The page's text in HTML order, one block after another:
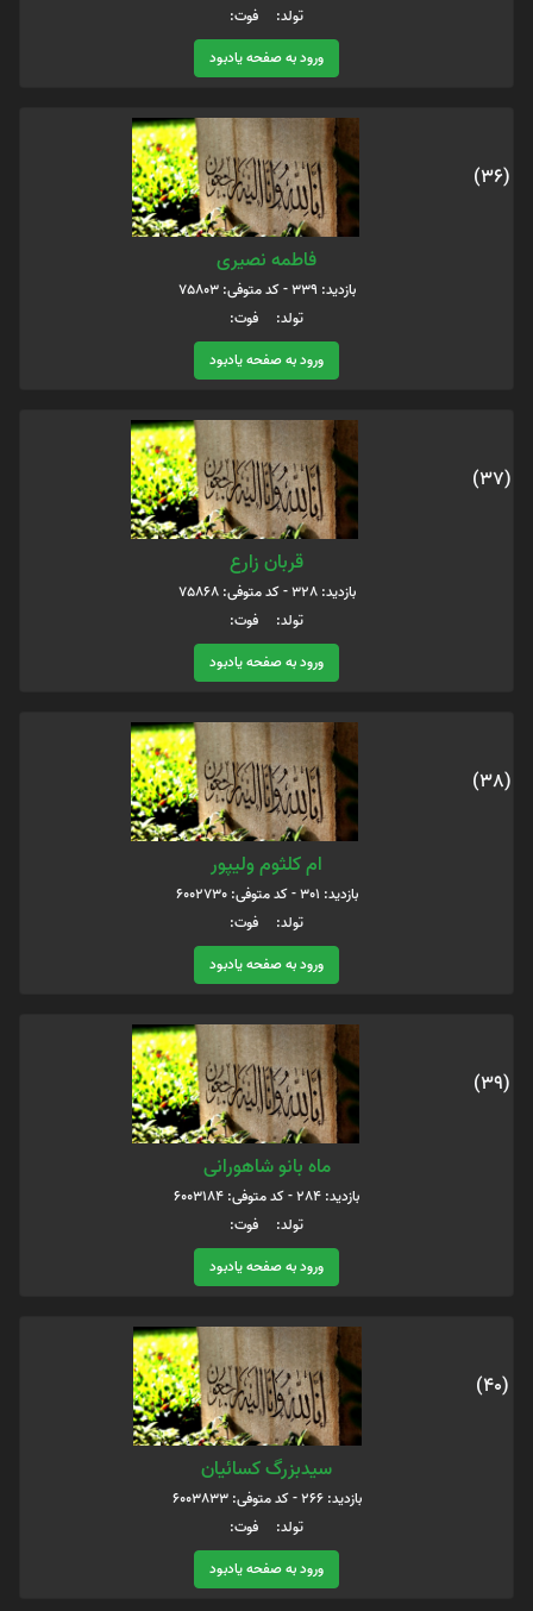
تولد: فوت:
ورود به صفحه یادبود
(36)
فاطمه نصیری
بازدید: 339 - کد متوفی: 75803
تولد: فوت:
ورود به صفحه یادبود
(37)
قربان زارع
بازدید: 328 - کد متوفی: 75868
تولد: فوت:
ورود به صفحه یادبود
(38)
ام کلثوم ولیپور
بازدید: 301 - کد متوفی: 6002730
تولد: فوت:
ورود به صفحه یادبود
(39)
ماه بانو شاهورانی
بازدید: 284 - کد متوفی: 6003184
تولد: فوت:
ورود به صفحه یادبود
(40)
سیدبزرگ کسائیان
بازدید: 266 - کد متوفی: 6003833
تولد: فوت:
ورود به صفحه یادبود